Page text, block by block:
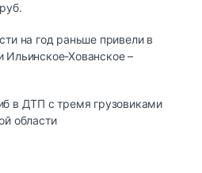
на год раньше привели в
Ильинское-Хованское –
в ДТП с тремя грузовиками
области